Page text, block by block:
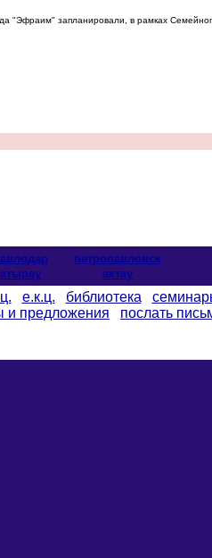
"Эфраим" запланировали, в рамках
петропавловск
атырау актау
е.к.ц. библиотека
и предложения послать